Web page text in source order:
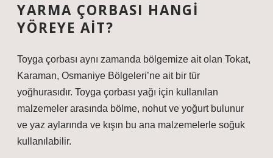
YARMA ÇORBASI HANGI
YÖREYE AIT?
Toyga çorbası aynı zamanda bölgemize ait olan Tokat,
Karaman, Osmaniye Bölgeleri’ne ait bir tür
yoğhurasıdır. Toyga çorbası yağı için kullanılan
malzemeler arasında bölme, nohut ve yoğurt bulunur
ve yaz aylarında ve kışın bu ana malzemelerle soğuk
kullanılabilir.